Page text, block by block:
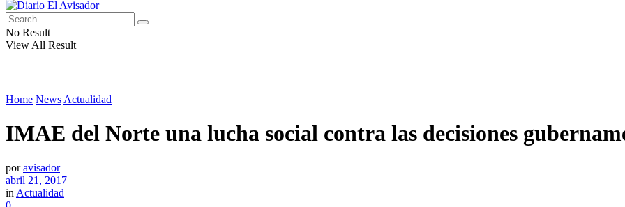
No Result
View All Result
Home News Actualidad
IMAE del Norte una lucha social contra las decisiones
por avisador
abril 21, 2017
in Actualidad